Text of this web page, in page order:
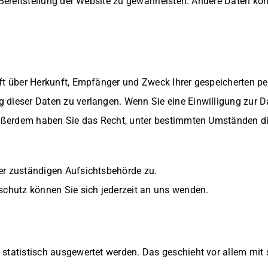
Herkunft, Empfänger und Zweck Ihrer gespeicherten
Daten zu verlangen. Wenn Sie eine Einwilligung zur
haben Sie das Recht, unter bestimmten Umständen
zuständigen Aufsichtsbehörde zu.
können Sie sich jederzeit an uns wenden.
ausgewertet werden. Das geschieht vor allem